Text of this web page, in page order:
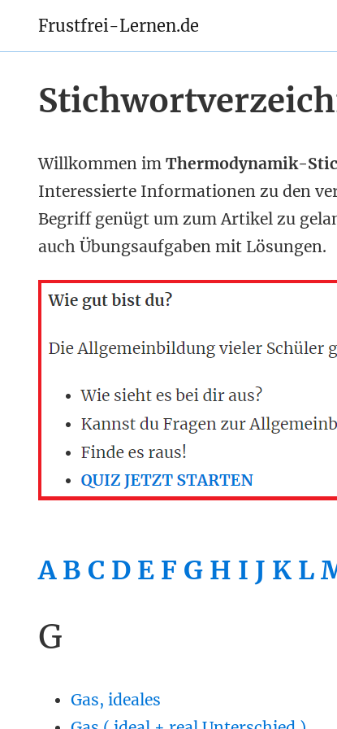
Frustfrei-Lernen.de
Willkommen im Thermodynamik-
Interessierte Informationen zu den
Begriff genügt um zum Artikel zu
auch Übungsaufgaben mit Lösungen.
A B C D E F G H I J K L
G
Gas, ideales